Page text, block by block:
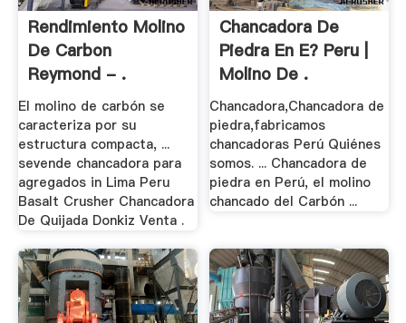
Rendimiento Molino
De Carbon
Reymond - .
El molino de carbón se
caracteriza por su
estructura compacta, ...
sevende chancadora para
agregados in Lima Peru
Basalt Crusher Chancadora
De Quijada Donkiz Venta .
Chancadora De
Piedra En E? Peru |
Molino De .
Chancadora,Chancadora de
piedra,fabricamos
chancadoras Perú Quiénes
somos. ... Chancadora de
piedra en Perú, el molino
chancado del Carbón ...